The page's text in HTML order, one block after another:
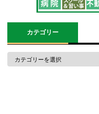
カテゴリー